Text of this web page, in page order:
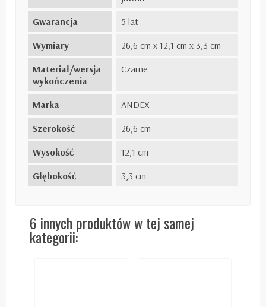
Gwarancja
5 lat
Wymiary
26,6 cm x 12,1 cm x 3,3 cm
Materiał/wersja
wykończenia
Czarne
Marka
ANDEX
Szerokość
26,6 cm
Wysokość
12,1 cm
Głębokość
3,3 cm
6 innych produktów w tej samej
kategorii: